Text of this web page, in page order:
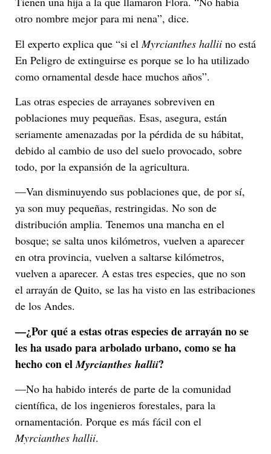
otro nombre mejor para mi nena”, dice.
El experto explica que “si el Myrcianthes hallii no está
En Peligro de extinguirse es porque se lo ha utilizado
como ornamental desde hace muchos años”.
Las otras especies de arrayanes sobreviven en
poblaciones muy pequeñas. Esas, asegura, están
seriamente amenazadas por la pérdida de su hábitat,
debido al cambio de uso del suelo provocado, sobre
todo, por la expansión de la agricultura.
—Van disminuyendo sus poblaciones que, de por sí,
ya son muy pequeñas, restringidas. No son de
distribución amplia. Tenemos una mancha en el
bosque; se salta unos kilómetros, vuelven a aparecer
en otra provincia, vuelven a saltarse kilómetros,
vuelven a aparecer. A estas tres especies, que no son
el arrayán de Quito, se las ha visto en las estribaciones
de los Andes.
—¿Por qué a estas otras especies de arrayán no se
les ha usado para arbolado urbano, como se ha
hecho con elMyrcianthes hallii?
—No ha habido interés de parte de la comunidad
científica, de los ingenieros forestales, para la
ornamentación. Porque es más fácil con el
Myrcianthes hallii.